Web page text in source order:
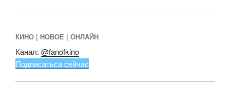
КИНО | НОВОЕ | ОНЛАЙН
Канал: @fanofkino
Подписаться сейчас